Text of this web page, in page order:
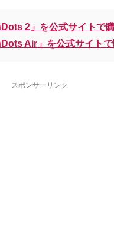
2」を公式サイトで
Air」を公式サイトで
スポンサーリンク